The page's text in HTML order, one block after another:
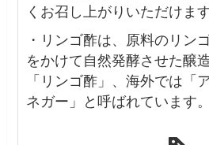
くお召し上がりいただけます
・ リンゴ酢は、原料のリン
をかけて自然発酵させた醸
「リンゴ酢」、海外では「
ネガー」と呼ばれています。